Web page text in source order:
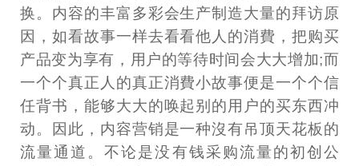
换。内容的丰富多彩会生产制造大量的拜访原
因，如看故事一样去看看他人的消費，把购买
产品变为享有，用户的等待时间会大大增加;而
一个个真正人的真正消費小故事便是一个个信
任背书，能够大大的唤起别的用户的买东西冲
动。因此，内容营销是一种沒有吊顶天花板的
流量通道。不论是没有钱采购流量的初创公